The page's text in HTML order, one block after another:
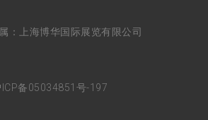
：上海博华国际展览有限公司
ICP备05034851号-197